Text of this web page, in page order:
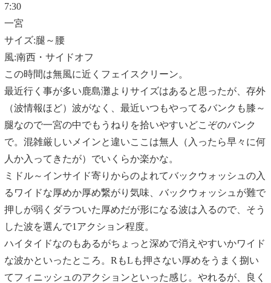
7:30
一宮
サイズ:腿～腰
風:南西・サイドオフ
この時間は無風に近くフェイスクリーン。
最近行く事が多い鹿島灘よりサイズはあると思ったが、存外
（波情報ほど）波がなく、最近いつもやってるバンクも膝～
腿なので一宮の中でもうねりを拾いやすいどこぞのバンク
で。混雑厳しいメインと違いここは無人（入ったら早々に何
人か入ってきたが）でいくらか楽かな。
ミドル～インサイド寄りからのよれてバックウォッシュの入
るワイドな厚めか厚め繋がり気味、バックウォッシュが難で
押しが弱くダラついた厚めだが形になる波は入るので、そう
した波を選んで1アクション程度。
ハイタイドなのもあるがちょっと深めで消えやすいかワイド
な波かといったところ。RもLも押さない厚めをうまく捌い
てフィニッシュのアクションといった感じ。やれるが、良く